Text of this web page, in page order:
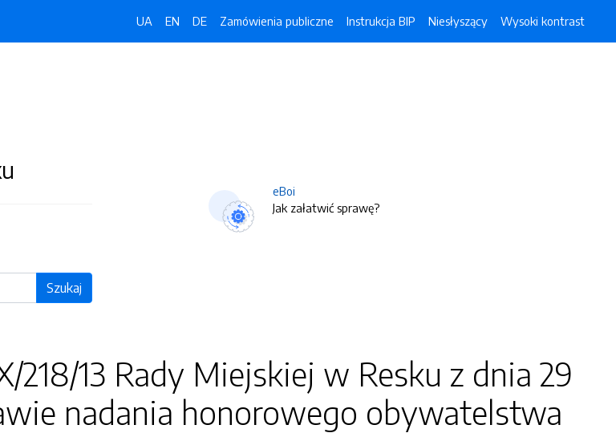
UA EN DE Zamówienia publiczne Instrukcja BIP Niesłyszący Wysoki kontrast
Szukaj
eBoi
Jak załatwić sprawę?
218/13 Rady Miejskiej w Resku z dnia 29
nadania honorowego obywatelstwa